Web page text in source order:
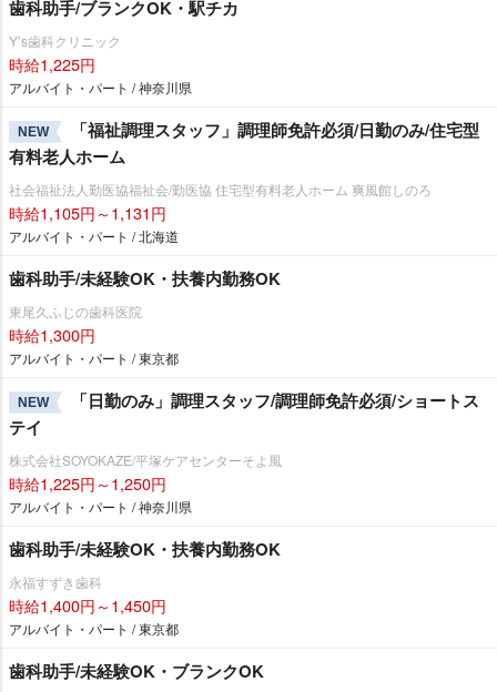
歯科助手/ブランクOK・駅チカ
Y’s歯科クリニック
時給1,225円
アルバイト・パート / 神奈川県
NEW
「福祉調理スタッフ」調理師免許必須/日勤のみ/住宅型
有料老人ホーム
社会福祉法人勤医協福祉会/勤医協 住宅型有料老人ホーム 爽風館しのろ
時給1,105円～1,131円
アルバイト・パート / 北海道
歯科助手/未経験OK・扶養内勤務OK
東尾久ふじの歯科医院
時給1,300円
アルバイト・パート / 東京都
NEW
「日勤のみ」調理スタッフ/調理師免許必須/ショートス
テイ
株式会社SOYOKAZE/平塚ケアセンターそよ風
時給1,225円～1,250円
アルバイト・パート / 神奈川県
歯科助手/未経験OK・扶養内勤務OK
永福すずき歯科
時給1,400円～1,450円
アルバイト・パート / 東京都
歯科助手/未経験OK・ブランクOK